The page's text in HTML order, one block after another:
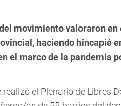
movimiento valoraron
haciendo hincapié
el marco de la pandemia
realizó el Plenario de Libres